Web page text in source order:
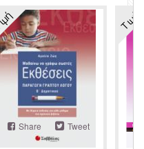
Share Tweet
Τιμή